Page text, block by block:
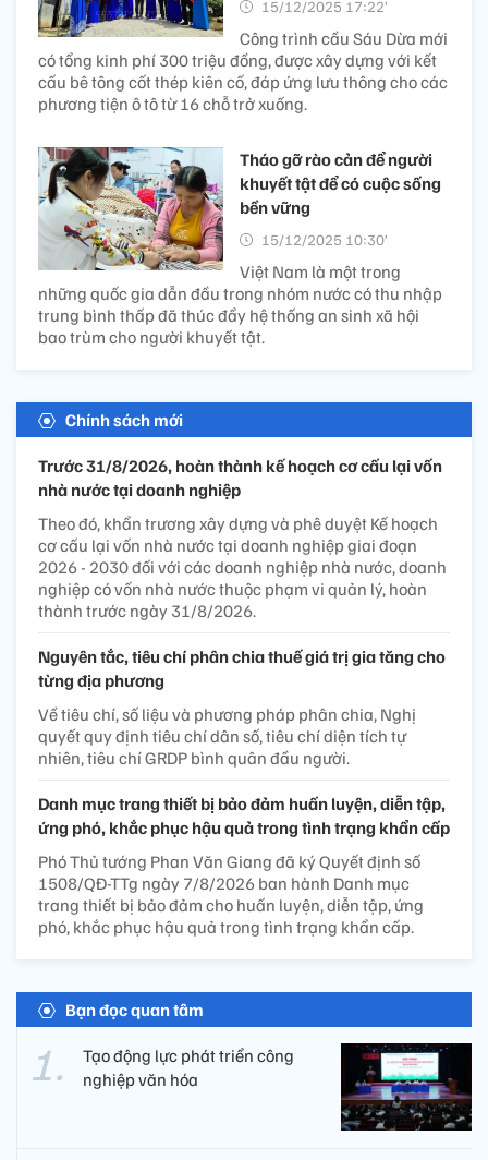
15/12/2025 17:22’
Công trình cầu Sáu Dừa mới
có tổng kinh phí 300 triệu đồng, được xây dựng với kết
cấu bê tông cốt thép kiên cố, đáp ứng lưu thông cho các
phương tiện ô tô từ 16 chỗ trở xuống.
Tháo gỡ rào cản để người
khuyết tật để có cuộc sống
bền vững
15/12/2025 10:30’
Việt Nam là một trong
những quốc gia dẫn đầu trong nhóm nước có thu nhập
trung bình thấp đã thúc đẩy hệ thống an sinh xã hội
bao trùm cho người khuyết tật.
Chính sách mới
Trước 31/8/2026, hoàn thành kế hoạch cơ cấu lại vốn
nhà nước tại doanh nghiệp
Theo đó, khẩn trương xây dựng và phê duyệt Kế hoạch
cơ cấu lại vốn nhà nước tại doanh nghiệp giai đoạn
2026 - 2030 đối với các doanh nghiệp nhà nước, doanh
nghiệp có vốn nhà nước thuộc phạm vi quản lý, hoàn
thành trước ngày 31/8/2026.
Nguyên tắc, tiêu chí phân chia thuế giá trị gia tăng cho
từng địa phương
Về tiêu chí, số liệu và phương pháp phân chia, Nghị
quyết quy định tiêu chí dân số, tiêu chí diện tích tự
nhiên, tiêu chí GRDP bình quân đầu người.
Danh mục trang thiết bị bảo đảm huấn luyện, diễn tập,
ứng phó, khắc phục hậu quả trong tình trạng khẩn cấp
Phó Thủ tướng Phan Văn Giang đã ký Quyết định số
1508/QĐ-TTg ngày 7/8/2026 ban hành Danh mục
trang thiết bị bảo đảm cho huấn luyện, diễn tập, ứng
phó, khắc phục hậu quả trong tình trạng khẩn cấp.
Bạn đọc quan tâm
Tạo động lực phát triển công
nghiệp văn hóa